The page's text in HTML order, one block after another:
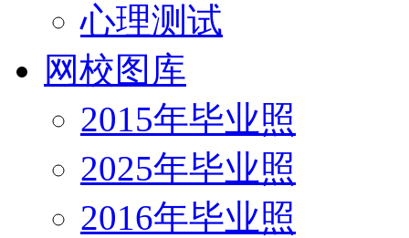
心理测试
网校图库
2015年毕业照
2025年毕业照
2016年毕业照